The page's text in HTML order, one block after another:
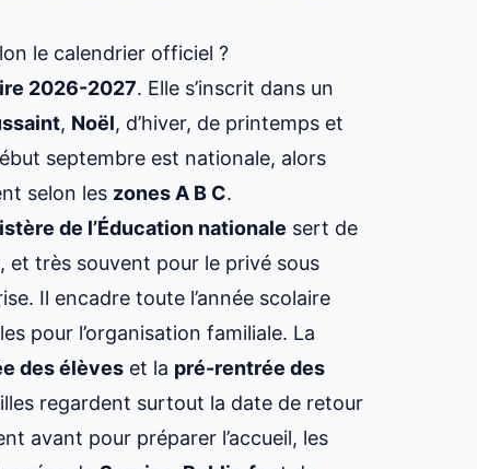
le calendrier officiel ?
2026-2027. Elle s’inscrit dans un
, Noël, d’hiver, de printemps et
septembre est nationale, alors
selon les zones A B C.
de l’Éducation nationale sert de
et très souvent pour le privé sous
Il encadre toute l’année scolaire
pour l’organisation familiale. La
des élèves et la pré-rentrée des
regardent surtout la date de retour
avant pour préparer l’accueil, les